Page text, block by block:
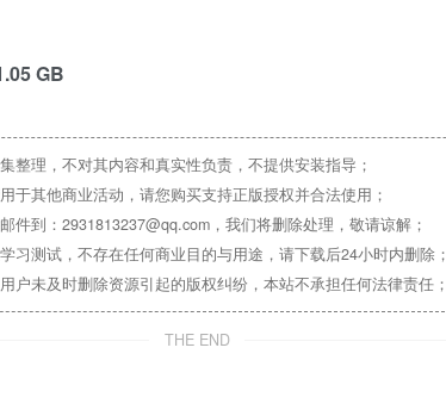
GB
整理，不对其内容和真实性负责，不提供安装指导；
于其他商业活动，请您购买支持正版授权并合法使用；
到：2931813237@qq.com，我们将删除处理，敬请谅解；
习测试，不存在任何商业目的与用途，请下载后24小时内删除；
户未及时删除资源引起的版权纠纷，本站不承担任何法律责任；
THE END